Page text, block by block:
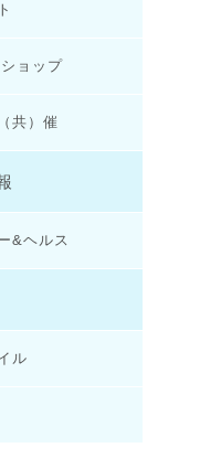
ョップ
共）催
&ヘルス
ル